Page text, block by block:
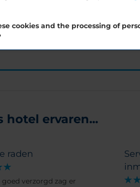
hotel ervaren...
raden
goed verzorgd zag er
cookies and the processing of